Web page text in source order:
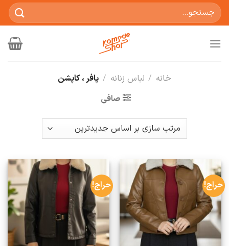
جستجو
برای:
خانه / لباس زنانه / پافر ، کاپشن
صافی
حراج! حراج!